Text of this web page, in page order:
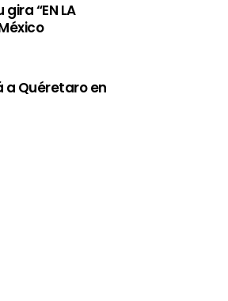
“EN LA
Quéretaro en